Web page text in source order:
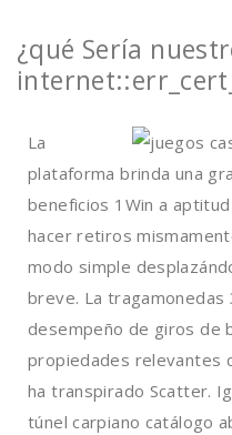
¿qué Serí­a
La
plataforma brinda una
beneficios 1Win a
hacer retiros
modo simple
breve. La tragamonedas
desempeño de giros de
propiedades relevantes
ha transpirado Scatter.
túnel carpiano catálogo